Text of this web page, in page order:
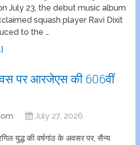
July 23, the debut music album
squash player Ravi Dixit
to the …
पर आरजेएस की 606वीं
July 27, 2026
युद्ध की वर्षगांठ के अवसर पर, सैन्य